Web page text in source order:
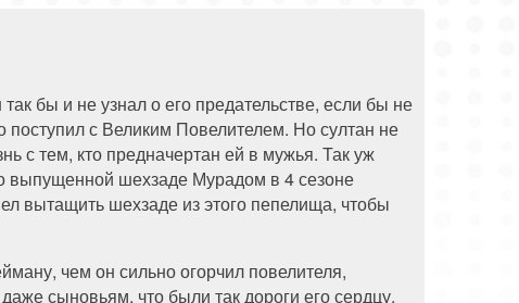
бы и не узнал о его предательстве, если бы не
с Великим Повелителем. Но султан не
с тем, кто предначертан ей в мужья. Так уж
выпущенной шехзаде Мурадом в 4 сезоне
вытащить шехзаде из этого пепелища, чтобы
чем он сильно огорчил повелителя,
сыновьям, что были так дороги его сердцу.